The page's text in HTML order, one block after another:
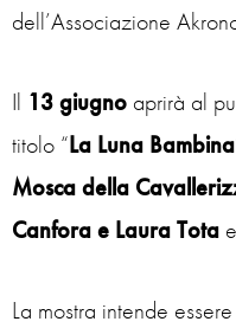
dell’Associazione
Il 13 giugno aprirà al
titolo “La Luna Bambina
Mosca della
Canfora e Laura Tota
La mostra intende